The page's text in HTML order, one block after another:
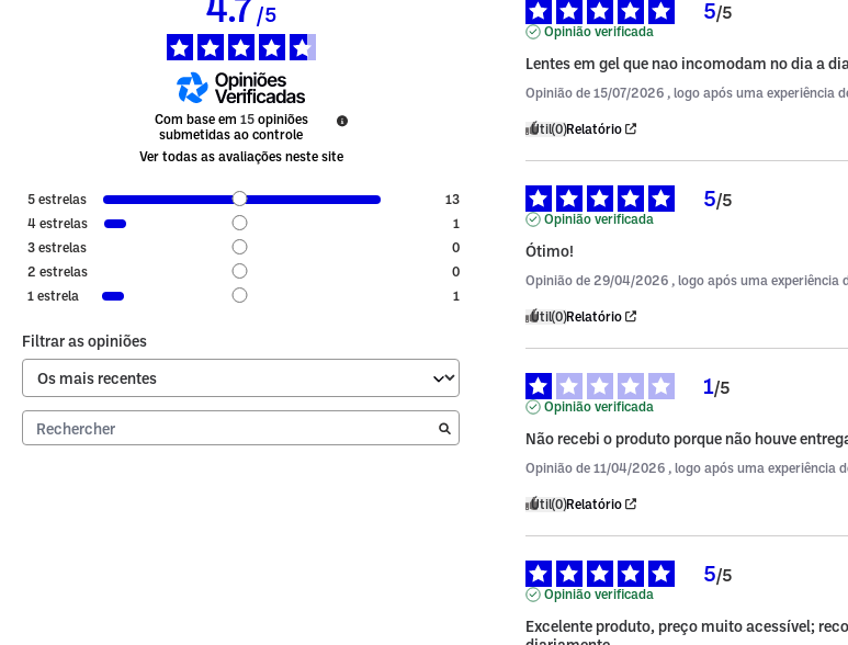
/5
Com base em 15 opiniões
submetidas ao controle
Ver todas as avaliações neste site
5 estrelas
13
4 estrelas
1
3 estrelas
0
2 estrelas
0
1 estrela 1
Filtrar as opiniões
5/5
Opinião verificada
Lentes em gel que nao incomodam no dia a
Opinião de 15/07/2026 , logo após uma experiência
Útil(0)Relatório
5/5
Opinião verificada
Ótimo!
Opinião de 29/04/2026 , logo após uma experiência
Útil(0)Relatório
1/5
Opinião verificada
Não recebi o produto porque não houve
Opinião de 11/04/2026 , logo após uma experiência
Útil(0)Relatório
5/5
Opinião verificada
Excelente produto, preço muito acessível;